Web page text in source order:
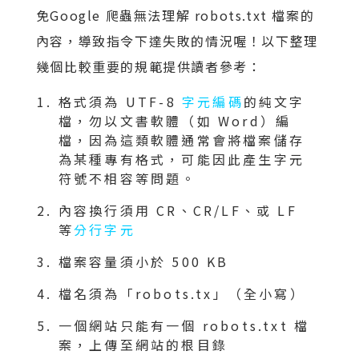
免Google 爬蟲無法理解 robots.txt 檔案的
內容，導致指令下達失敗的情況喔！以下整理
幾個比較重要的規範提供讀者參考：
格式須為 UTF-8 字元編碼的純文字
檔，勿以文書軟體（如 Word）編
檔，因為這類軟體通常會將檔案儲存
為某種專有格式，可能因此產生字元
符號不相容等問題。
內容換行須用 CR、CR/LF、或 LF
等分行字元
檔案容量須小於 500 KB
檔名須為「robots.tx」（全小寫）
一個網站只能有一個 robots.txt 檔
案，上傳至網站的根目錄